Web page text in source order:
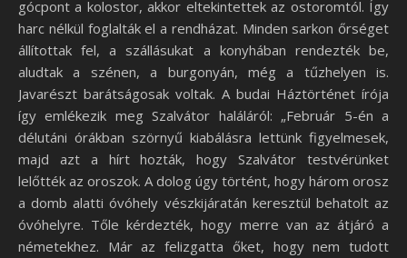
gócpont a kolostor, akkor eltekintettek az ostoromtól. Így
harc nélkül foglalták el a rendházat. Minden sarkon őrséget
állítottak fel, a szállásukat a konyhában rendezték be,
aludtak a szénen, a burgonyán, még a tűzhelyen is.
Javarészt barátságosak voltak. A budai Háztörténet írója
így emlékezik meg Szalvátor haláláról: „Február 5-én a
délutáni órákban szörnyű kiabálásra lettünk figyelmesek,
majd azt a hírt hozták, hogy Szalvátor testvérünket
lelőtték az oroszok. A dolog úgy történt, hogy három orosz
a domb alatti óvóhely vészkijáratán keresztül behatolt az
óvóhelyre. Tőle kérdezték, hogy merre van az átjáró a
németekhez. Már az felizgatta őket, hogy nem tudott